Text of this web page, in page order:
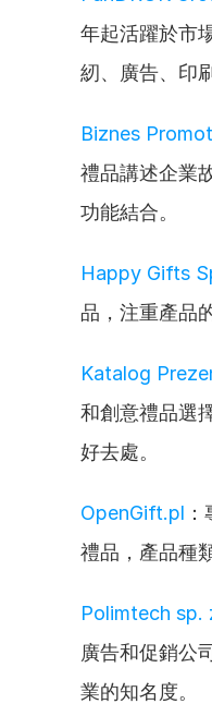
年起活躍於市
紉、廣告、印
Biznes
禮品講述企業
功能結合。
Happy Gifts
品，注重產品
Katalog
和創意禮品選
好去處。
OpenGift.pl
禮品，產品種
Polimtech sp.
廣告和促銷公
業的知名度。